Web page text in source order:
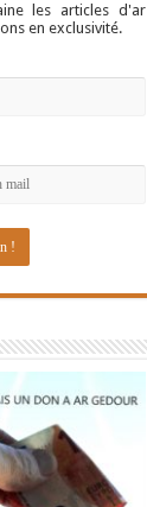
les articles d'ar
en exclusivité.